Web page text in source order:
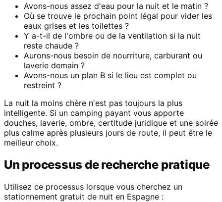
Avons-nous assez d'eau pour la nuit et le matin ?
Où se trouve le prochain point légal pour vider les
eaux grises et les toilettes ?
Y a-t-il de l'ombre ou de la ventilation si la nuit
reste chaude ?
Aurons-nous besoin de nourriture, carburant ou
laverie demain ?
Avons-nous un plan B si le lieu est complet ou
restreint ?
La nuit la moins chère n'est pas toujours la plus
intelligente. Si un camping payant vous apporte
douches, laverie, ombre, certitude juridique et une soirée
plus calme après plusieurs jours de route, il peut être le
meilleur choix.
Un processus de recherche pratique
Utilisez ce processus lorsque vous cherchez un
stationnement gratuit de nuit en Espagne :